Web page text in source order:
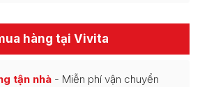
hàng tại Vivita
tận nhà - Miễn phí vận chuyển